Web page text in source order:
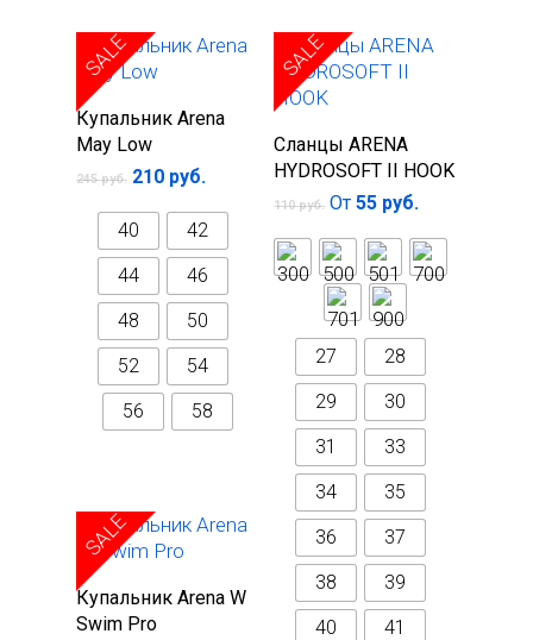
параметры
SALE
Купальник Arena
May Low
245руб. 210 руб.
40
42
44
46
48
50
52
54
56
58
Выберите
параметры
SALE
Сланцы ARENA
HYDROSOFT II HOOK
110руб. От55 руб.
27
28
29
30
31
33
34
35
36
37
38
39
40
41
параметры
SALE
Купальник Arena W
Swim Pro